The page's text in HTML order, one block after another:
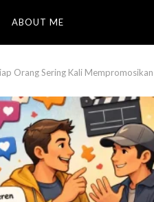
ABOUT ME
Orang Sering Kali